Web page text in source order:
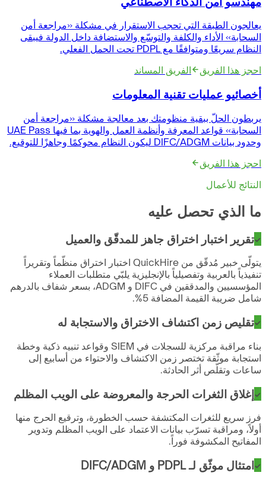
يعالجون الطبقة التي تحجب الاستقرار في مشكلة «مراجعة أمن
السحابة» الأداء والكلفة والتوسّع والاستضافة داخل الدولة فيبقى
النظام سريعًا ومتوافقًا مع PDPL تحت الحمل الفعلي.
احجز هذا الفريق
الفريق المساند
أخصائيو عمليات تقنية المعلومات
يربطون الحلّ ببقية منظومتك بعد معالجة مشكلة «مراجعة أمن
السحابة» قواعد المعرفة وأنظمة العمل والهوية بما فيها UAE Pass
وحدود بيانات DIFC/ADGM ليكون النظام محوكمًا وجاهزًا للتوقيع.
احجز هذا الفريق
النتائج للأعمال
ما الذي تحصل عليه
تقرير اختبار اختراق جاهز للمدقّق والعميل
يتولّى خبير مُدقّق من QuickHire اختبار اختراق منظّماً وتقريراً
تنفيذياً بالعربية وتفصيلياً بالإنجليزية يلبّي متطلبات العملاء
المؤسسيين والمدققين في DIFC و ADGM، بسعر شفاف بالدرهم
شامل ضريبة القيمة المضافة 5%.
تقليص زمن اكتشاف الاختراق والاستجابة له
بناء مراقبة مركزية للسجلات في SIEM وقواعد تنبيه ذكية وخطة
استجابة موثّقة تختصر زمن الاكتشاف والاحتواء من أسابيع إلى
ساعات وتقلّص أثر الحادثة.
إغلاق الثغرات الحرجة والمعروضة على الويب المظلم
فرز سريع للثغرات المكتشفة حسب الخطورة، وترقيع الحرج منها
أولاً، ومراقبة تسرّب بيانات الاعتماد على الويب المظلم وتدوير
المفاتيح المكشوفة فوراً.
امتثال موثّق لـ PDPL و DIFC/ADGM